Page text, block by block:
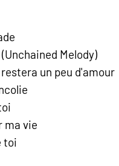
Melody)
un peu d'amour
ma vie
toi